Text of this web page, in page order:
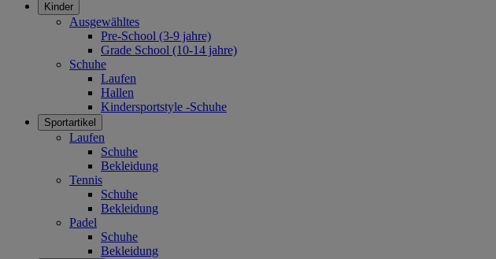
Kinder
Ausgewähltes
Pre-School (3-9 jahre)
Grade School (10-14 jahre)
Schuhe
Laufen
Hallen
Kindersportstyle -Schuhe
Sportartikel
Laufen
Schuhe
Bekleidung
Tennis
Schuhe
Bekleidung
Padel
Schuhe
Bekleidung